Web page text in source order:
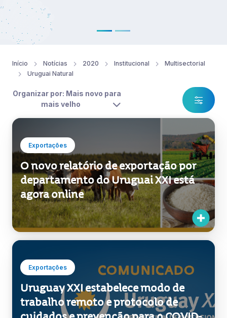
Início Notícias 2020 Institucional
Multisectorial
Uruguai Natural
Organizar por: Mais novo para
mais velho
Exportações
O novo relatório de exportação por
departamento do Uruguai XXI está
agora online
Exportações
Uruguay XXI estabelece modo de
trabalho remoto e protocolo de